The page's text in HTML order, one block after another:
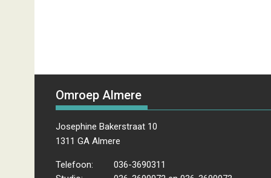
Omroep Almere
Josephine Bakerstraat 10
1311 GA Almere
Telefoon:
036-3690311